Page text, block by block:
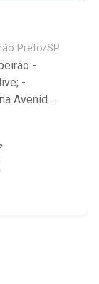
Preto/SP
-
-
Avenida
casa na
Fiusa;